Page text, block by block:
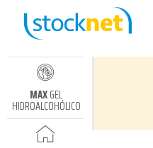
MAXGEL
HIDROALCOHÓLICO